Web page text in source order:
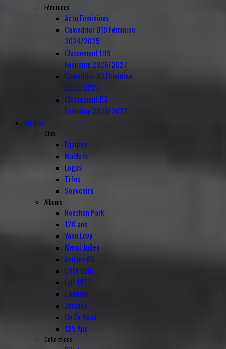
Féminines
Actu Féminines
Calendrier U19 Féminine
2024/2025
Classement U19
Féminine 2026/2027
Calendrier D3 Féminine
2026/2027
Classement D3
Féminine 2026/2027
Medias
Club
Equipes
Maillots
Logos
Tifos
Souvenirs
Albums
Roazhon Park
120 ans
Yann Levy
Merci Julien
Années 60
Côté Cour
CdF 1971
L'équipe
Affiches
On Ze Road
125 Ans
Collections